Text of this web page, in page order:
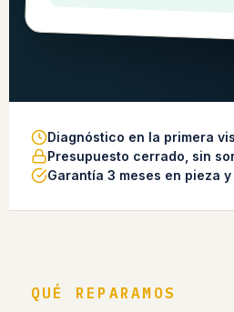
Diagnóstico en la primera
Presupuesto cerrado, sin
Garantía 3 meses en pieza
QUÉ REPARAMOS